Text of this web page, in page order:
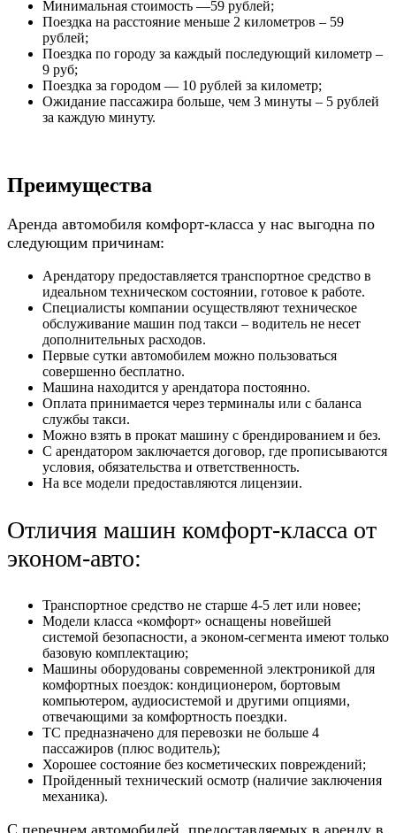
Минимальная стоимость —59 рублей;
Поездка на расстояние меньше 2 километров – 59
рублей;
Поездка по городу за каждый последующий километр –
9 руб;
Поездка за городом — 10 рублей за километр;
Ожидание пассажира больше, чем 3 минуты – 5 рублей
за каждую минуту.
Преимущества
Аренда автомобиля комфорт-класса у нас выгодна по
следующим причинам:
Арендатору предоставляется транспортное средство в
идеальном техническом состоянии, готовое к работе.
Специалисты компании осуществляют техническое
обслуживание машин под такси – водитель не несет
дополнительных расходов.
Первые сутки автомобилем можно пользоваться
совершенно бесплатно.
Машина находится у арендатора постоянно.
Оплата принимается через терминалы или с баланса
службы такси.
Можно взять в прокат машину с брендированием и без.
С арендатором заключается договор, где прописываются
условия, обязательства и ответственность.
На все модели предоставляются лицензии.
Отличия машин комфорт-класса от
эконом-авто:
Транспортное средство не старше 4-5 лет или новее;
Модели класса «комфорт» оснащены новейшей
системой безопасности, а эконом-сегмента имеют только
базовую комплектацию;
Машины оборудованы современной электроникой для
комфортных поездок: кондиционером, бортовым
компьютером, аудиосистемой и другими опциями,
отвечающими за комфортность поездки.
ТС предназначено для перевозки не больше 4
пассажиров (плюс водитель);
Хорошее состояние без косметических повреждений;
Пройденный технический осмотр (наличие заключения
механика).
С перечнем автомобилей, предоставляемых в аренду в